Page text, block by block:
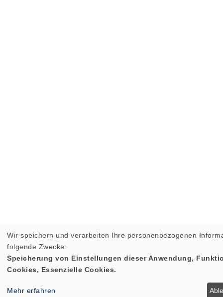
Wir speichern und verarbeiten Ihre personenbezogenen
folgende Zwecke:
Speicherung von Einstellungen dieser Anwendung,
Cookies, Essenzielle Cookies.
Mehr erfahren